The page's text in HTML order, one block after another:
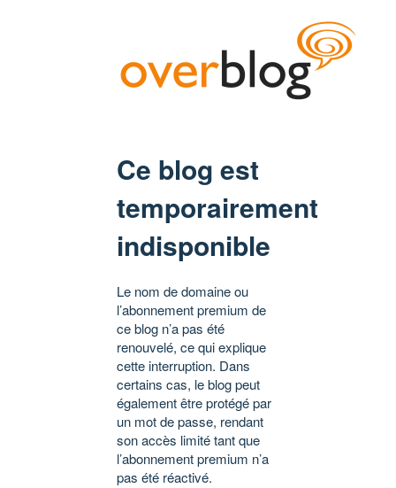
Ce blog est
temporairement
indisponible
Le nom de domaine ou
l’abonnement premium de
ce blog n’a pas été
renouvelé, ce qui explique
cette interruption. Dans
certains cas, le blog peut
également être protégé par
un mot de passe, rendant
son accès limité tant que
l’abonnement premium n’a
pas été réactivé.